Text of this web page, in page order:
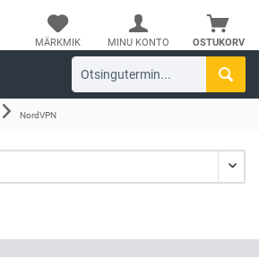
OSTUKORV
MÄRKMIK MINU KONTO
NordVPN